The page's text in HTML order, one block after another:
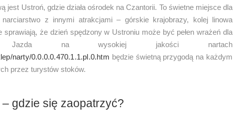
jest Ustroń, gdzie działa ośrodek na Czantorii. To świetne miejsce dla
z innymi atrakcjami – górskie krajobrazy, kolej linowa
sprawiają, że dzień spędzony w Ustroniu może być pełen wrażeń dla
Jazda na wysokiej jakości nartach
narty/0.0.0.0.470.1.1.pl.0.htm będzie świetną przygodą na każdym
przez turystów stoków.
gdzie się zaopatrzyć?